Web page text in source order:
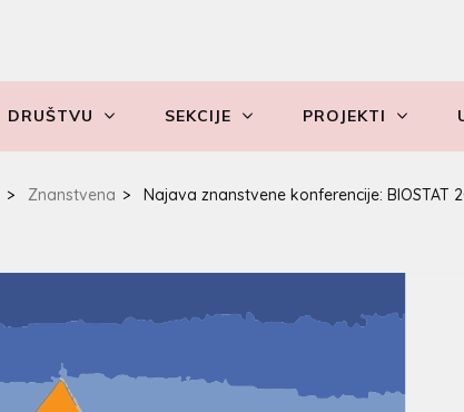
DRUŠTVU SEKCIJE PROJEKTI
> Znanstvena > Najava znanstvene konferencije: BIOSTAT